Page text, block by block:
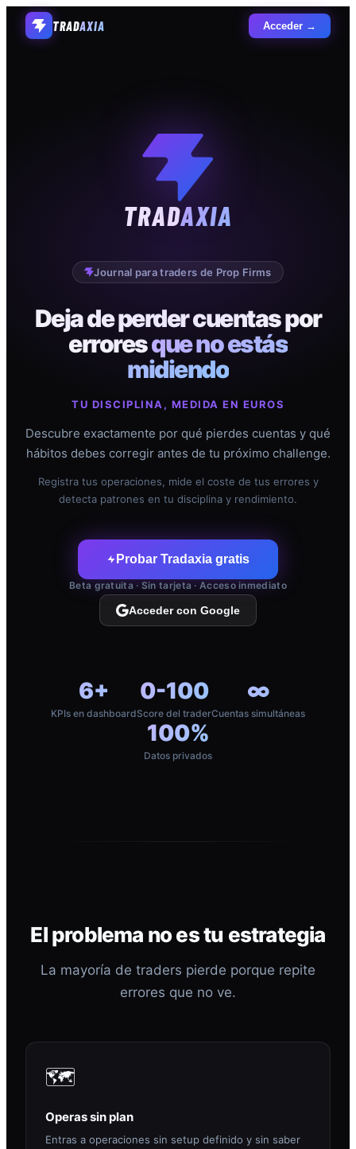
TRADAXIA Acceder →
TRADAXIA
Journal para traders de Prop Firms
Deja de perder cuentas por
erroresque no estás
midiendo
TU DISCIPLINA, MEDIDA EN EUROS
Descubre exactamente por qué pierdes cuentas y qué
hábitos debes corregir antes de tu próximo challenge.
Registra tus operaciones, mide el coste de tus errores y
detecta patrones en tu disciplina y rendimiento.
Probar Tradaxia gratis
Beta gratuita · Sin tarjeta · Acceso inmediato
Acceder con Google
6+
KPIs en dashboard
0-100
Score del trader
∞
Cuentas simultáneas
100%
Datos privados
El problema no es tu estrategia
La mayoría de traders pierde porque repite
errores que no ve.
🗺️
Operas sin plan
Entras a operaciones sin setup definido y sin saber